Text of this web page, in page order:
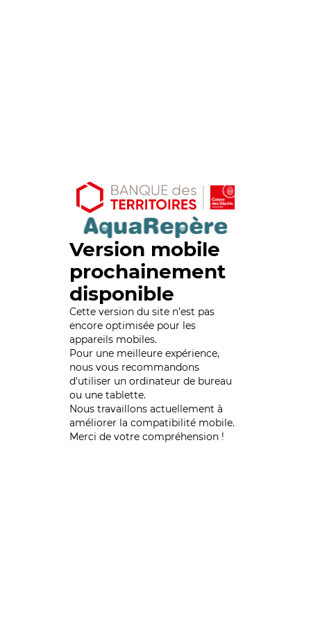
Version mobile
prochainement
disponible
Cette version du site n’est pas
encore optimisée pour les
appareils mobiles.
Pour une meilleure expérience,
nous vous recommandons
d'utiliser un ordinateur de bureau
ou une tablette.
Nous travaillons actuellement à
améliorer la compatibilité mobile.
Merci de votre compréhension !